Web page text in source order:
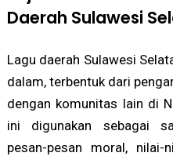
Daerah Sulawesi
Lagu daerah Sulawesi
dalam, terbentuk dari
dengan komunitas lain di
ini digunakan sebagai
pesan-pesan moral, nilai-